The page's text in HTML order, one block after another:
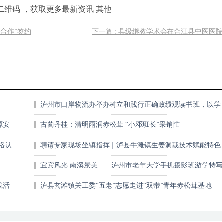
维码 ，获取更多最新资讯 其他
作”签约 下一篇 : 县级继教学术会在合江县中医医
泸州市口岸物流办举办树立和践行正确政绩观读书班，以学
安
古蔺丹桂：清明雨润赤松茸 “小邓班长”采销忙
认
聘请专家现场坐镇指挥｜泸县牛滩镇生姜洞栽技术赋能特色
宜宾风光 南溪景美——泸州市老年大学手机摄影班游学特写
活 泸县玄滩镇关工委“五老”志愿走进“双带”青年赤松茸基地